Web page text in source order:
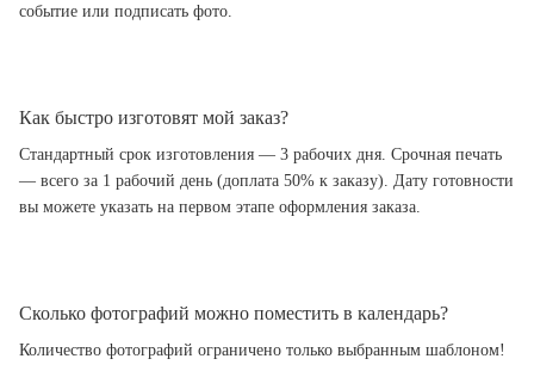
событие или подписать фото.
Как быстро изготовят мой заказ?
Стандартный срок изготовления — 3 рабочих дня. Срочная печать
— всего за 1 рабочий день (доплата 50% к заказу). Дату готовности
вы можете указать на первом этапе оформления заказа.
Сколько фотографий можно поместить в календарь?
Количество фотографий ограничено только выбранным шаблоном!